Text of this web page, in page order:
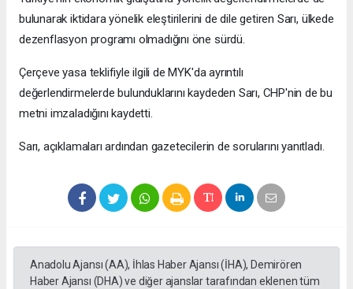
bulunarak iktidara yönelik eleştirilerini de dile getiren Sarı, ülkede
dezenflasyon programı olmadığını öne sürdü.
Çerçeve yasa teklifiyle ilgili de MYK'da ayrıntılı
değerlendirmelerde bulunduklarını kaydeden Sarı, CHP'nin de bu
metni imzaladığını kaydetti.
Sarı, açıklamaları ardından gazetecilerin de sorularını yanıtladı.
Anadolu Ajansı (AA), İhlas Haber Ajansı (İHA), Demirören
Haber Ajansı (DHA) ve diğer ajanslar tarafından eklenen tüm